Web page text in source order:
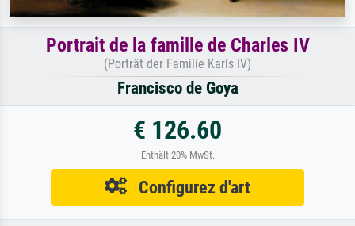
Portrait de la famille de Charles IV
(Porträt der Familie Karls IV)
Francisco de Goya
€ 126.60
Enthält 20% MwSt.
Configurez d'art